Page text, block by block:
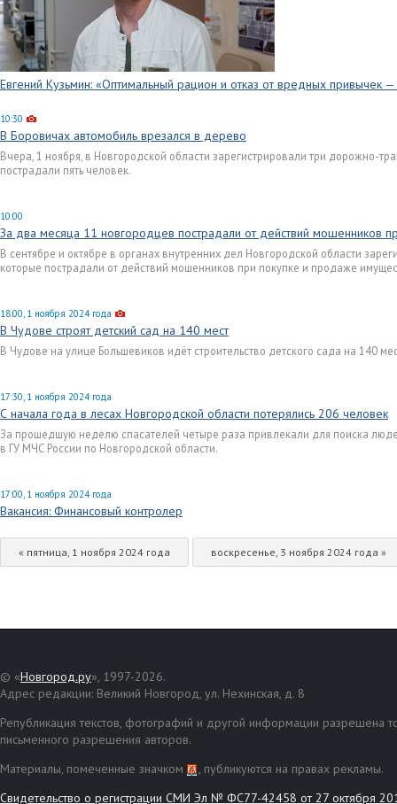
Евгений Кузьмин: «Оптимальный рацион и отказ от вредных привычек
10:30
В Боровичах автомобиль врезался в дерево
Вчера, 1 ноября, в Новгородской области зарегистрировали три дорожно-
пострадали пять человек.
10:00
За два месяца 11 новгородцев пострадали от действий мошенников
В сентябре и октябре в органах внутренних дел Новгородской области
которые пострадали от действий мошенников при покупке и продаже
18:00, 1 ноября 2024 года
В Чудове строят детский сад на 140 мест
В Чудове на улице Большевиков идёт строительство детского сада на 140
17:30, 1 ноября 2024 года
С начала года в лесах Новгородской области потерялись 206 человек
За прошедшую неделю спасателей четыре раза привлекали для поиска
в ГУ МЧС России по Новгородской области.
17:00, 1 ноября 2024 года
Вакансия: Финансовый контролер
« пятница, 1 ноября 2024 года воскресенье, 3 ноября 2024 года »
© «Новгород.ру», 1997-2026.
Адрес редакции: Великий Новгород, ул. Нехинская, д. 8
Републикация текстов, фотографий и другой информации разрешена
письменного разрешения авторов.
Материалы, помеченные значком
, публикуются на правах рекламы.
Свидетельство о регистрации СМИ Эл № ФС77-42458 от 27 октября